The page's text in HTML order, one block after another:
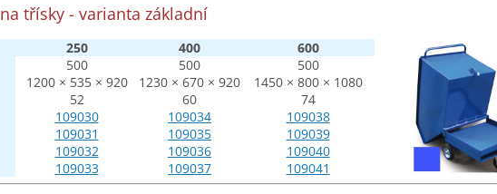
na třísky - varianta základní
250 400
600
500 500
500
1200 × 535 × 920 1230 × 670 × 920
1450 × 800 × 1080
52 60
74
109030 109034
109038
109031 109035
109039
109032 109036
109040
109033 109037 109041